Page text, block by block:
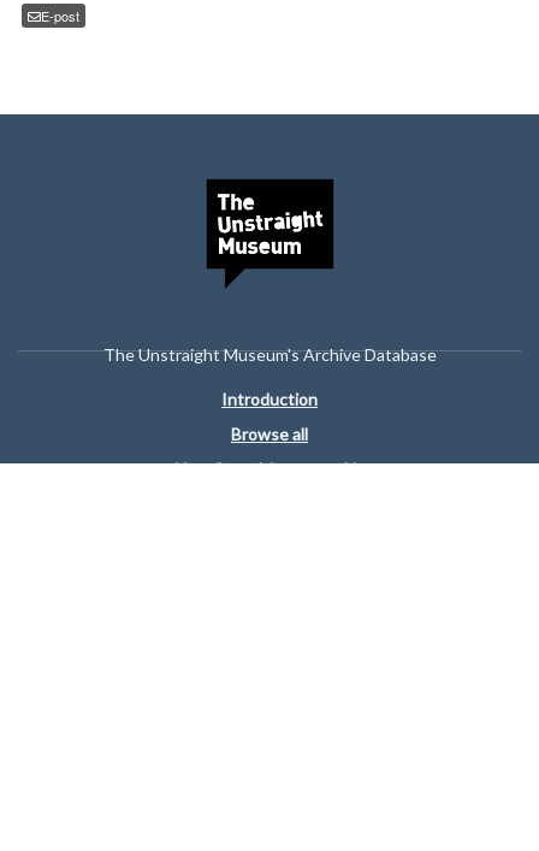
E-post
The Unstraight Museum's Archive Database
Introduction
Browse all
Your Story Matters to Us